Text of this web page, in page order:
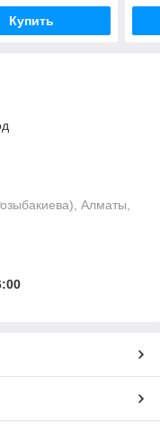
Купить
Алматы,